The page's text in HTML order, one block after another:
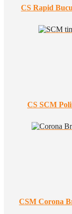
CS Rapid
CS SCM
CSM Corona